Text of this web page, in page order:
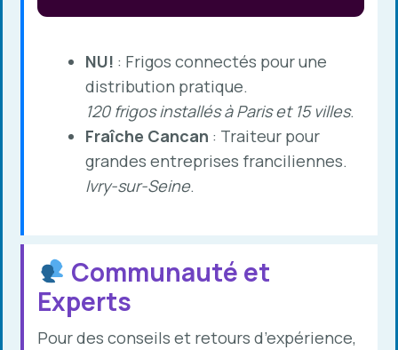
NU! : Frigos connectés pour une
distribution pratique.
120 frigos installés à Paris et 15 villes.
Fraîche Cancan : Traiteur pour
grandes entreprises franciliennes.
Ivry-sur-Seine.
Communauté et
Experts
Pour des conseils et retours d’expérience,